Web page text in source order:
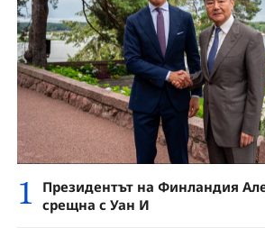
1
Президентът на Финландия
срещна с Уан И